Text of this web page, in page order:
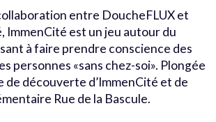
entre DoucheFLUX et
ImmenCité est un jeu autour du
à faire prendre conscience des
personnes «sans chez-soi». Plongée
de découverte d’ImmenCité et de
Rue de la Bascule.